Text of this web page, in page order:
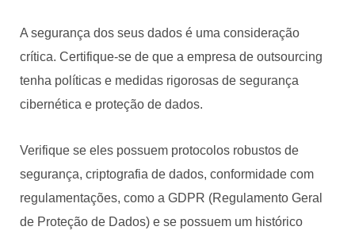
A segurança dos seus dados é uma consideração
crítica. Certifique-se de que a empresa de outsourcing
tenha políticas e medidas rigorosas de segurança
cibernética e proteção de dados.
Verifique se eles possuem protocolos robustos de
segurança, criptografia de dados, conformidade com
regulamentações, como a GDPR (Regulamento Geral
de Proteção de Dados) e se possuem um histórico